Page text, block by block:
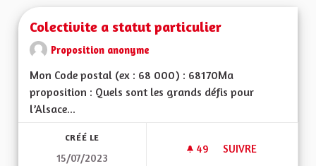
Colectivite a statut particulier
Proposition anonyme
Mon Code postal (ex : 68 000) : 68170Ma
proposition : Quels sont les grands défis pour
l’Alsace...
CRÉÉ LE
15/07/2023
49 49 ABONNÉS
SUIVRE